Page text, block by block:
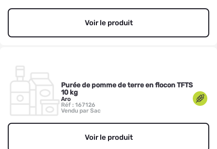
Voir le produit
Purée de pomme de terre en flocon TFTS
10 kg
Aro
Réf : 167126
Vendu par Sac
Voir le produit